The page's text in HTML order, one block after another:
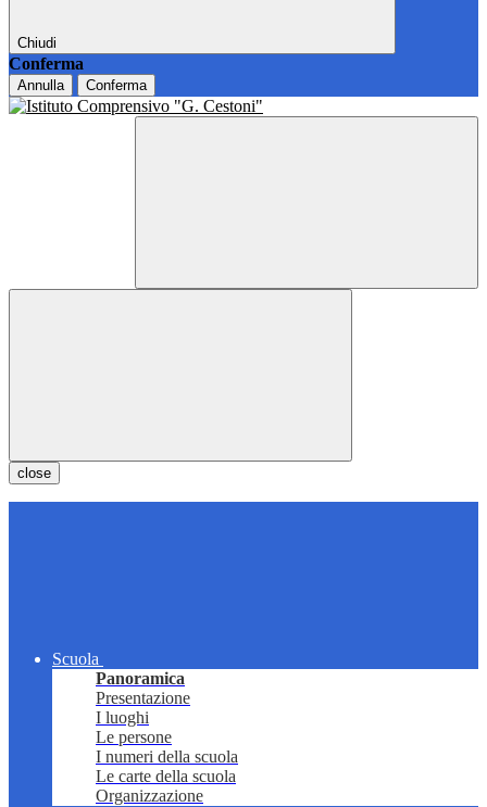
Chiudi
Conferma
Annulla Conferma
close
Scuola
Panoramica
Presentazione
I luoghi
Le persone
I numeri della scuola
Le carte della scuola
Organizzazione